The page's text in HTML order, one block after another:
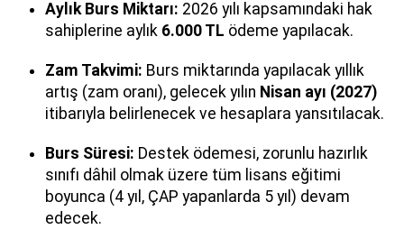
Aylık Burs Miktarı: 2026 yılı kapsamındaki hak
sahiplerine aylık 6.000 TL ödeme yapılacak.
Zam Takvimi: Burs miktarında yapılacak yıllık
artış (zam oranı), gelecek yılın Nisan ayı (2027)
itibarıyla belirlenecek ve hesaplara yansıtılacak.
Burs Süresi: Destek ödemesi, zorunlu hazırlık
sınıfı dâhil olmak üzere tüm lisans eğitimi
boyunca (4 yıl, ÇAP yapanlarda 5 yıl) devam
edecek.